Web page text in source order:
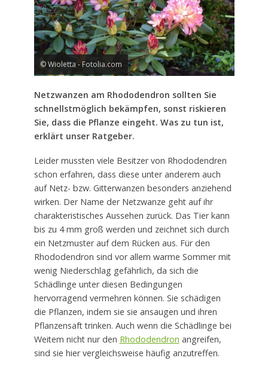
© Wioletta - Fotolia.com
Netzwanzen am Rhododendron sollten Sie
schnellstmöglich bekämpfen, sonst riskieren
Sie, dass die Pflanze eingeht. Was zu tun ist,
erklärt unser Ratgeber.
Leider mussten viele Besitzer von Rhododendren
schon erfahren, dass diese unter anderem auch
auf Netz- bzw. Gitterwanzen besonders anziehend
wirken. Der Name der Netzwanze geht auf ihr
charakteristisches Aussehen zurück. Das Tier kann
bis zu 4 mm groß werden und zeichnet sich durch
ein Netzmuster auf dem Rücken aus. Für den
Rhododendron sind vor allem warme Sommer mit
wenig Niederschlag gefährlich, da sich die
Schädlinge unter diesen Bedingungen
hervorragend vermehren können. Sie schädigen
die Pflanzen, indem sie sie ansaugen und ihren
Pflanzensaft trinken. Auch wenn die Schädlinge bei
Weitem nicht nur den Rhododendron angreifen,
sind sie hier vergleichsweise häufig anzutreffen.